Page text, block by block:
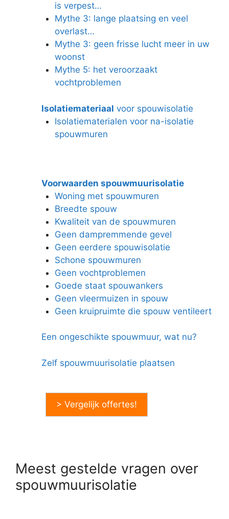
is verpest…
Mythe 3: lange plaatsing en veel
overlast…
Mythe 3: geen frisse lucht meer in uw
woonst
Mythe 5: het veroorzaakt
vochtproblemen
Isolatiemateriaal voor spouwisolatie
Isolatiematerialen voor na-isolatie
spouwmuren
Voorwaarden spouwmuurisolatie
Woning met spouwmuren
Breedte spouw
Kwaliteit van de spouwmuren
Geen dampremmende gevel
Geen eerdere spouwisolatie
Schone spouwmuren
Geen vochtproblemen
Goede staat spouwankers
Geen vleermuizen in spouw
Geen kruipruimte die spouw ventileert
Een ongeschikte spouwmuur, wat nu?
Zelf spouwmuurisolatie plaatsen
> Vergelijk offertes!
Meest gestelde vragen over
spouwmuurisolatie